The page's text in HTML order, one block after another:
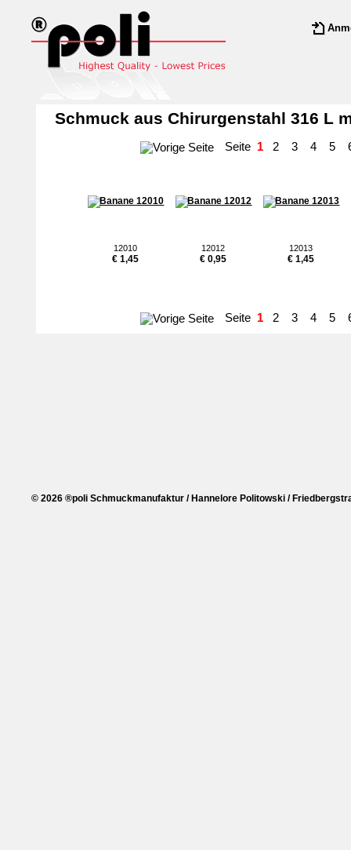
Schmuck aus Chirurgenstahl 316 L
Seite 1 2 3 4 5
12010
€ 1,45
12012
€ 0,95
12013
€ 1,45
Seite 1 2 3 4 5
© 2026 ®poli Schmuckmanufaktur / Hannelore Politowski /